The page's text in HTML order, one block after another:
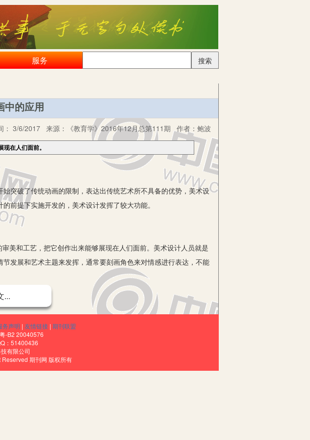
服务
搜索
中的应用
3/6/2017 来源： 《教育学》2016年12月总第111期 作者： 鲍波
在人们面前。
破了传统动画的限制，表达出传统艺术所不具备的优势，美术设
前提下实施开发的，美术设计发挥了较大功能。
和工艺，把它创作出来能够展现在人们面前。美术设计人员就是
发展和艺术主题来发挥，通常要刻画角色来对情感进行表达，不能
造型设计、色彩搭配、背景布置、动态效果、绘画手法和表达方
律和音乐风格。
到最好的视觉效果。影视动画作品在我们的生活中广泛存在，就
得逐渐艰难，但是也逐渐得到人们的关注和重视。一个技能优良的
视主题。画面构成可以借助镜头设计来得以展现，影视动画的视觉
...
务声明 | 友情链接 | 期刊联盟
-B2 20040576
：51400436
有限公司
期刊网 版权所有